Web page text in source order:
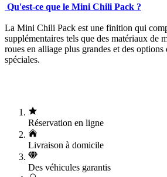
Qu'est-ce que le Mini Chili Pack ?
La Mini Chili Pack est une finition qui
supplémentaires tels que des matériaux de
roues en alliage plus grandes et des
spéciales.
Réservation en ligne
Livraison à domicile
Des véhicules garantis